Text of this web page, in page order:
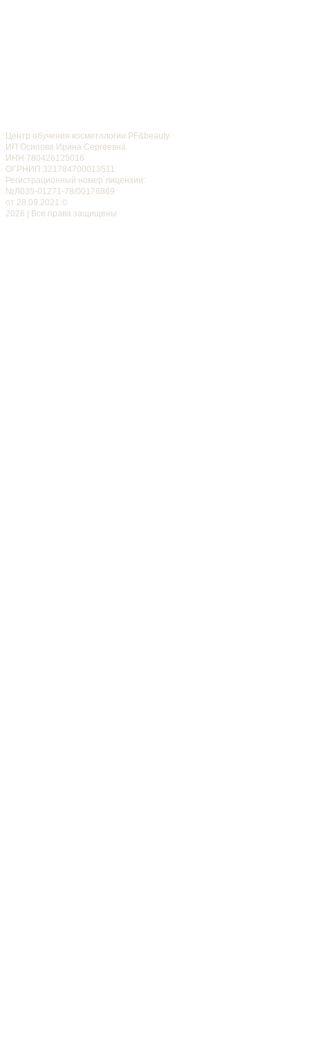
Центр обучения косметологии PF&beauty
ИП Осипова Ирина Сергеевна
ИНН 780426125016
ОГРНИП 321784700013511
Регистрационный номер лицензии:
№Л035-01271-78/00176869
от 28.09.2021 ©
2026 | Все права защищены